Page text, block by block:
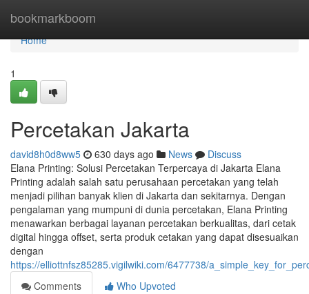
bookmarkboom
Home
Home
1
Percetakan Jakarta
david8h0d8ww5 630 days ago News
Discuss
Elana Printing: Solusi Percetakan Terpercaya di Jakarta Elana
Printing adalah salah satu perusahaan percetakan yang telah
menjadi pilihan banyak klien di Jakarta dan sekitarnya. Dengan
pengalaman yang mumpuni di dunia percetakan, Elana Printing
menawarkan berbagai layanan percetakan berkualitas, dari cetak
digital hingga offset, serta produk cetakan yang dapat disesuaikan
dengan
https://elliottnfsz85285.vigilwiki.com/6477738/
Comments
Who Upvoted